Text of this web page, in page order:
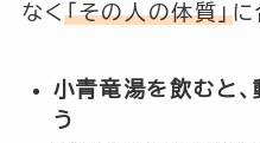
なく「その人の体質」に
小青竜湯を飲むと、
う